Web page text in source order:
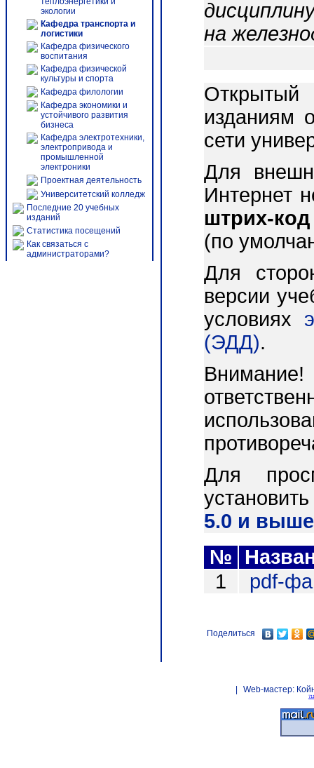
экологии
Кафедра транспорта и
логистики
Кафедра физического
воспитания
Кафедра физической
культуры и спорта
Кафедра филологии
Кафедра экономики и
устойчивого развития
бизнеса
Кафедра электротехники,
электропривода и
промышленной
электроники
Проектная деятельность
Университетский колледж
Последние 20 учебных
изданий
Статистика посещений
Как связаться с
администраторами?
на
Открытый
изданиям
сети
Для
Интернет
штрих-код
(по
Для
версии
условиях
(ЭДД).
Для
5.0 и
№
1
pdf-
Поделиться
Web-мастер: